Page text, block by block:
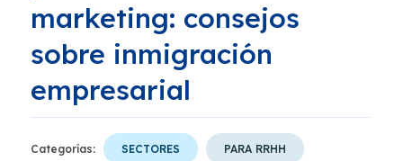
marketing: consejos
sobre inmigración
empresarial
Categorías: SECTORES PARA RRHH